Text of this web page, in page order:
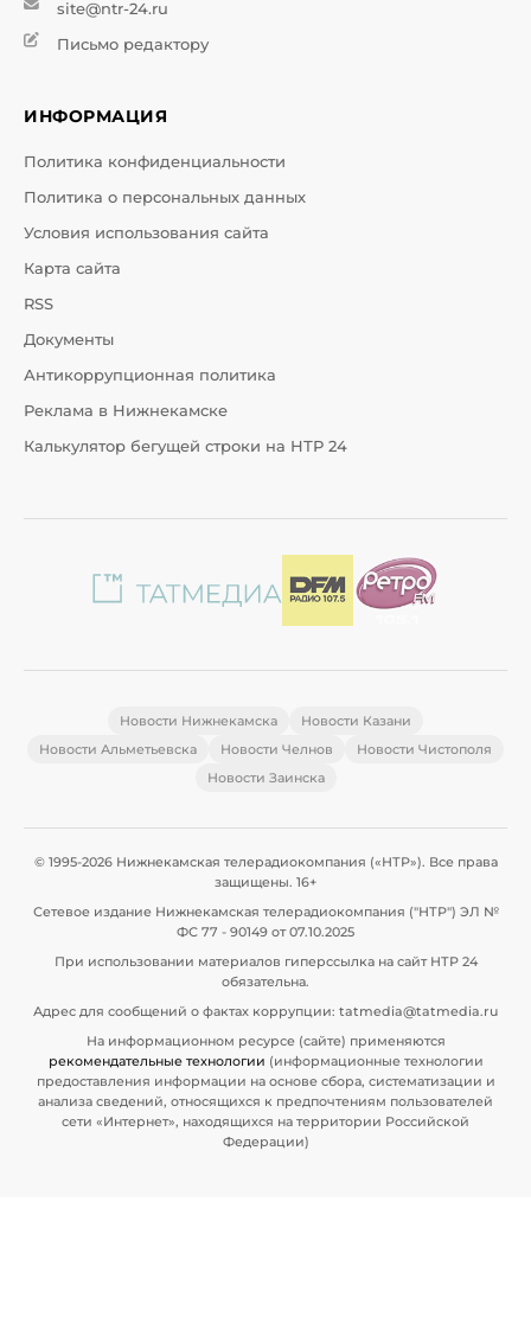
site@ntr-24.ru
Письмо редактору
ИНФОРМАЦИЯ
Политика конфиденциальности
Политика о персональных данных
Условия использования сайта
Карта сайта
RSS
Документы
Антикоррупционная политика
Реклама в Нижнекамске
Калькулятор бегущей строки на НТР 24
Новости Нижнекамска
Новости Казани
Новости Альметьевска
Новости Челнов
Новости Чистополя
Новости Заинска
© 1995-2026 Нижнекамская телерадиокомпания («НТР»). Все права
защищены. 16+
Сетевое издание Нижнекамская телерадиокомпания ("НТР") ЭЛ №
ФС 77 - 90149 от 07.10.2025
При использовании материалов гиперссылка на сайт НТР 24
обязательна.
Адрес для сообщений о фактах коррупции: tatmedia@tatmedia.ru
На информационном ресурсе (сайте) применяются
рекомендательные технологии (информационные технологии
предоставления информации на основе сбора, систематизации и
анализа сведений, относящихся к предпочтениям пользователей
сети «Интернет», находящихся на территории Российской
Федерации)